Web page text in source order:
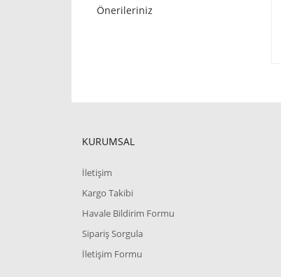
Önerileriniz
KURUMSAL
İletişim
Kargo Takibi
Havale Bildirim Formu
Sipariş Sorgula
İletişim Formu